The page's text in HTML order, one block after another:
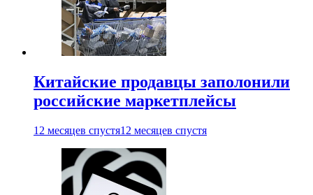
Китайские продавцы заполонили
российские маркетплейсы
12 месяцев спустя12 месяцев спустя